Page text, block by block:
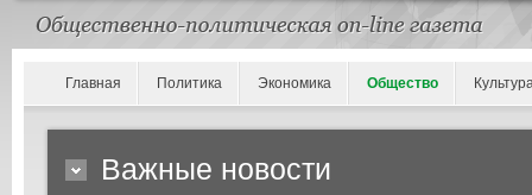
Главная Политика Экономика Общество
Важные новости